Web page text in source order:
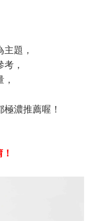
題，
，
濃推薦喔！